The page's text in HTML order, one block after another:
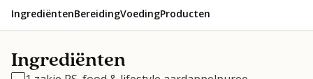
IngrediëntenBereidingVoedingProducten
Ingrediënten